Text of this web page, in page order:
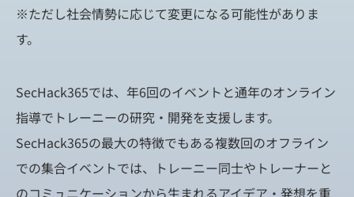
※ただし社会情勢に応じて変更になる可能性がありま
す。
SecHack365では、年6回のイベントと通年のオンライン
指導でトレーニーの研究・開発を支援します。
SecHack365の最大の特徴でもある複数回のオフライン
での集合イベントでは、トレーニー同士やトレーナーと